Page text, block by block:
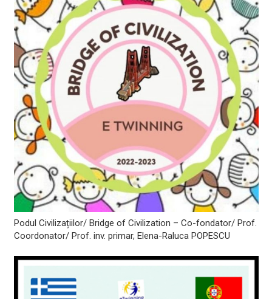
Podul Civilizațiilor/ Bridge of Civilization – Co-fondator/ Prof.
Coordonator/ Prof. inv. primar, Elena-Raluca POPESCU